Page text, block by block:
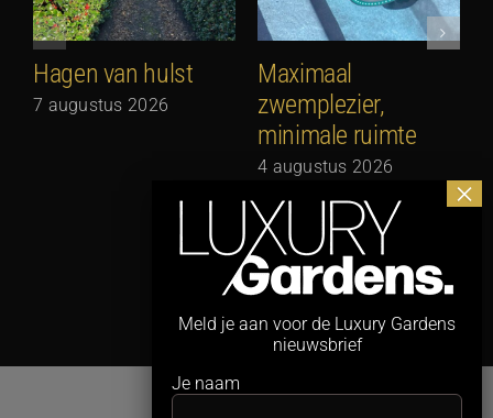
Hagen van hulst
7 augustus 2026
Maximaal
zwemplezier,
minimale ruimte
4 augustus 2026
Meld je aan voor de Luxury Gardens
nieuwsbrief
Je naam